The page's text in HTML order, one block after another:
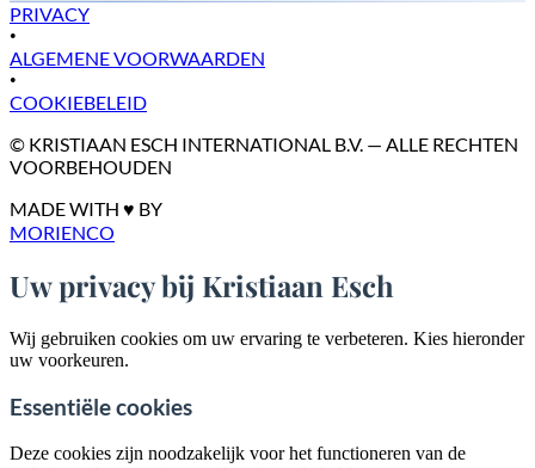
PRIVACY
•
ALGEMENE VOORWAARDEN
•
COOKIEBELEID
© KRISTIAAN ESCH INTERNATIONAL B.V. — ALLE RECHTEN
VOORBEHOUDEN
MADE WITH ♥ BY
MORIENCO
Uw privacy bij Kristiaan Esch
Wij gebruiken cookies om uw ervaring te verbeteren. Kies hieronder
uw voorkeuren.
Essentiële cookies
Deze cookies zijn noodzakelijk voor het functioneren van de